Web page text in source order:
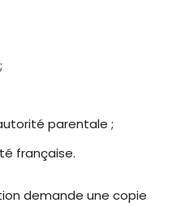
parentale ;
française.
demande une copie